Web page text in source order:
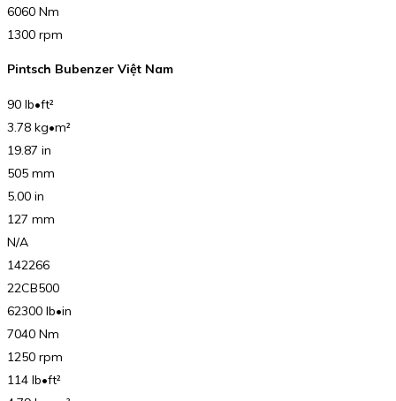
6060 Nm
1300 rpm
Pintsch Bubenzer Việt Nam
90 lb•ft²
3.78 kg•m²
19.87 in
505 mm
5.00 in
127 mm
N/A
142266
22CB500
62300 lb•in
7040 Nm
1250 rpm
114 lb•ft²